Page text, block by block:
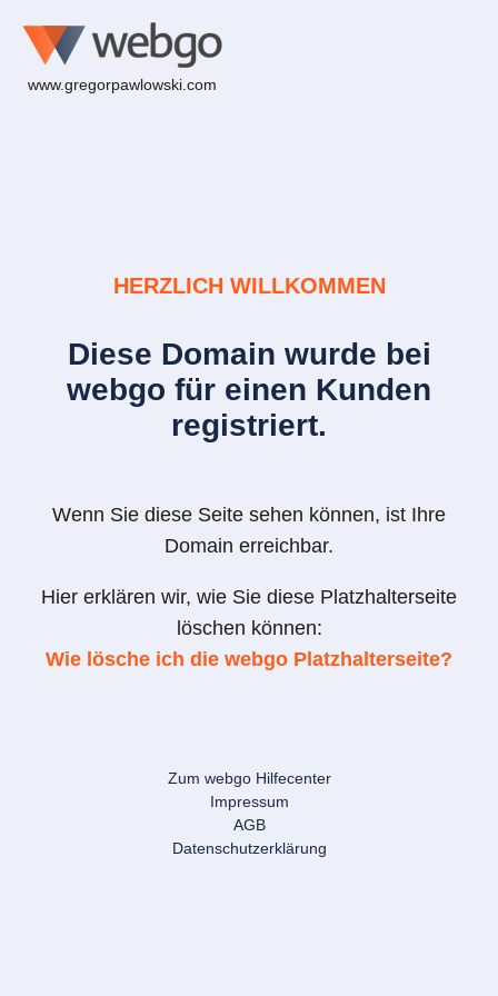
www.gregorpawlowski.com
HERZLICH WILLKOMMEN
Diese Domain wurde bei
webgo für einen Kunden
registriert.
Wenn Sie diese Seite sehen können, ist Ihre
Domain erreichbar.
Hier erklären wir, wie Sie diese Platzhalterseite
löschen können:
Wie lösche ich die webgo Platzhalterseite?
Zum webgo Hilfecenter
Impressum
AGB
Datenschutzerklärung